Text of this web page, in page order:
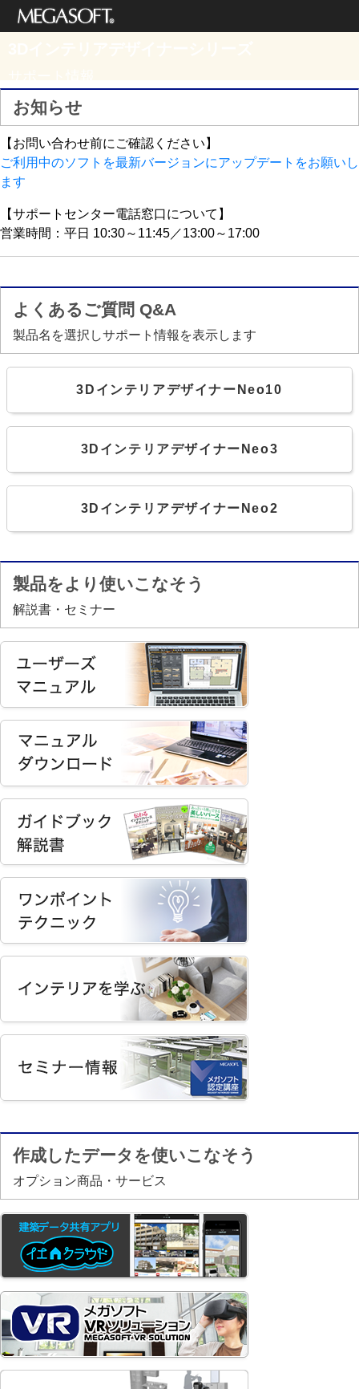
お知らせ
【お問い合わせ前にご確認ください】
ご利用中のソフトを最新バージョンにアップデートをお願いし
ます
【サポートセンター電話窓口について】
営業時間：平日 10:30～11:45／13:00～17:00
よくあるご質問 Q&A
製品名を選択しサポート情報を表示します
3DインテリアデザイナーNeo10
3DインテリアデザイナーNeo3
3DインテリアデザイナーNeo2
製品をより使いこなそう
解説書・セミナー
作成したデータを使いこなそう
オプション商品・サービス